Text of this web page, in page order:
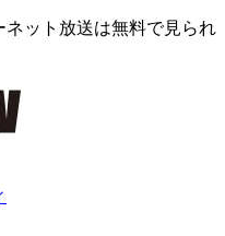
ット放送は無料で見られ